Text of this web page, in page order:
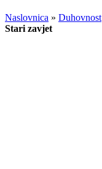
Naslovnica » Duhovnost
Stari zavjet